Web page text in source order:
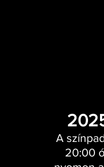
A
20:00